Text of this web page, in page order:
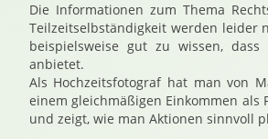
Die Informationen zum Thema
Teilzeitselbständigkeit werden leider
beispielsweise gut zu wissen, dass
anbietet.
Als Hochzeitsfotograf hat man von
einem gleichmäßigen Einkommen als
und zeigt, wie man Aktionen sinnvoll